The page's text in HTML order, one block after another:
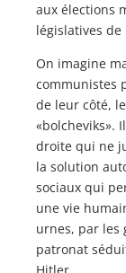
aux élections
législatives de
On imagine
communistes
de leur côté,
«bolcheviks».
droite qui ne
la solution
sociaux qui
une vie
urnes, par les
patronat